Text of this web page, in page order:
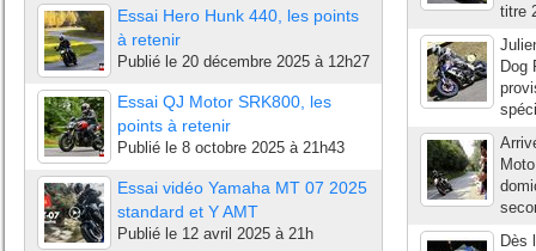
Essai Hero Hunk 440, les points
à retenir
Publié le 20 décembre 2025 à 12h27
Essai QJ Motor SRK800, les
points à retenir
Publié le 8 octobre 2025 à 21h43
Essai vidéo Yamaha MT 07 2025
standard et Y AMT
Publié le 12 avril 2025 à 21h
titre
Dog
Dès